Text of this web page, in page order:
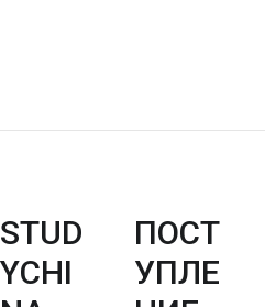
STUD
YCHI
ПОСТ
УПЛЕ